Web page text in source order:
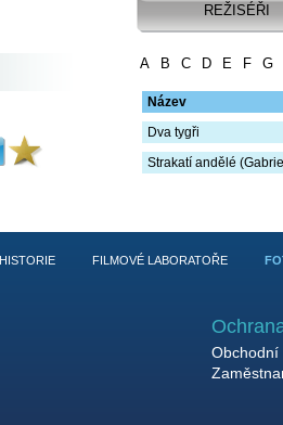
REŽISÉŘI
A B C D E F G
Název
Dva tygři
Strakatí andělé
HISTORIE FILMOVÉ LABORATOŘE
Obchodní